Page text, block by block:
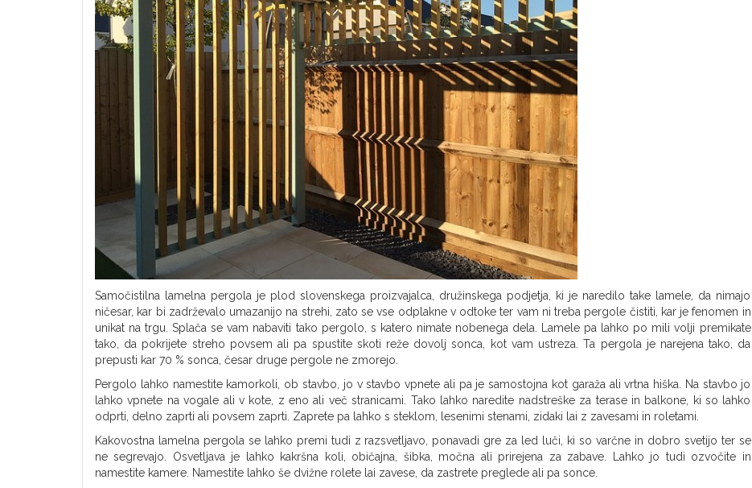
Samočistilna lamelna pergola je plod slovenskega proizvajalca, družinskega podjetja, ki je naredilo take lamele, da nimajo
ničesar, kar bi zadrževalo umazanijo na strehi, zato se vse odplakne v odtoke ter vam ni treba pergole čistiti, kar je fenomen in
unikat na trgu. Splača se vam nabaviti tako pergolo, s katero nimate nobenega dela. Lamele pa lahko po mili volji premikate
tako, da pokrijete streho povsem ali pa spustite skoti reže dovolj sonca, kot vam ustreza. Ta pergola je narejena tako, da
prepusti kar 70 % sonca, česar druge pergole ne zmorejo.
Pergolo lahko namestite kamorkoli, ob stavbo, jo v stavbo vpnete ali pa je samostojna kot garaža ali vrtna hiška. Na stavbo jo
lahko vpnete na vogale ali v kote, z eno ali več stranicami. Tako lahko naredite nadstreške za terase in balkone, ki so lahko
odprti, delno zaprti ali povsem zaprti. Zaprete pa lahko s steklom, lesenimi stenami, zidaki lai z zavesami in roletami.
Kakovostna lamelna pergola se lahko premi tudi z razsvetljavo, ponavadi gre za led luči, ki so varčne in dobro svetijo ter se
ne segrevajo. Osvetljava je lahko kakršna koli, običajna, šibka, močna ali prirejena za zabave. Lahko jo tudi ozvočite in
namestite kamere. Namestite lahko še dvižne rolete lai zavese, da zastrete preglede ali pa sonce.